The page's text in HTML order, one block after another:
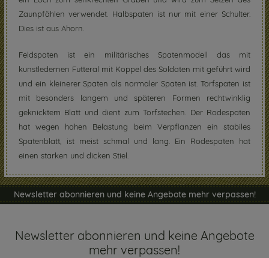
Zaunpfählen verwendet. Halbspaten ist nur mit einer Schulter.
Dies ist aus Ahorn.
Feldspaten ist ein militärisches Spatenmodell das mit
kunstledernen Futteral mit Koppel des Soldaten mit geführt wird
und ein kleinerer Spaten als normaler Spaten ist. Torfspaten ist
mit besonders langem und späteren Formen rechtwinklig
geknicktem Blatt und dient zum Torfstechen. Der Rodespaten
hat wegen hohen Belastung beim Verpflanzen ein stabiles
Spatenblatt, ist meist schmal und lang. Ein Rodespaten hat
einen starken und dicken Stiel.
Newsletter abonnieren und keine Angebote mehr verpassen!
Newsletter abonnieren und keine Angebote
mehr verpassen!